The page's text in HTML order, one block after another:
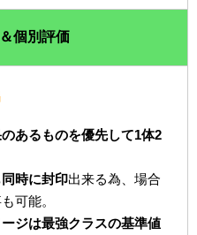
個別評価
あるものを優先して1体2
時に封印出来る為、場合
可能。
ジは最強クラスの基準値